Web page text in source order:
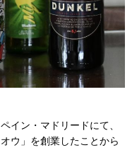
イン・マドリードにて、
ウ」を創業したことから